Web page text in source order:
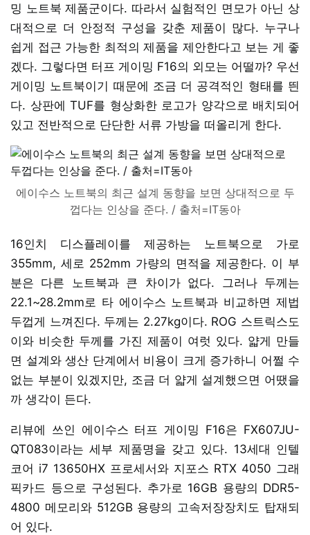
밍 노트북 제품군이다. 따라서 실험적인 면모가 아닌 상
대적으로 더 안정적 구성을 갖춘 제품이 많다. 누구나
쉽게 접근 가능한 최적의 제품을 제안한다고 보는 게 좋
겠다. 그렇다면 터프 게이밍 F16의 외모는 어떨까? 우선
게이밍 노트북이기 때문에 조금 더 공격적인 형태를 띈
다. 상판에 TUF를 형상화한 로고가 양각으로 배치되어
있고 전반적으로 단단한 서류 가방을 떠올리게 한다.
에이수스 노트북의 최근 설계 동향을 보면 상대적으로 두
껍다는 인상을 준다. / 출처=IT동아
16인치 디스플레이를 제공하는 노트북으로 가로
355mm, 세로 252mm 가량의 면적을 제공한다. 이 부
분은 다른 노트북과 큰 차이가 없다. 그러나 두께는
22.1~28.2mm로 타 에이수스 노트북과 비교하면 제법
두껍게 느껴진다. 두께는 2.27kg이다. ROG 스트릭스도
이와 비슷한 두께를 가진 제품이 여럿 있다. 얇게 만들
면 설계와 생산 단계에서 비용이 크게 증가하니 어쩔 수
없는 부분이 있겠지만, 조금 더 얇게 설계했으면 어땠을
까 생각이 든다.
리뷰에 쓰인 에이수스 터프 게이밍 F16은 FX607JU-
QT083이라는 세부 제품명을 갖고 있다. 13세대 인텔
코어 i7 13650HX 프로세서와 지포스 RTX 4050 그래
픽카드 등으로 구성된다. 추가로 16GB 용량의 DDR5-
4800 메모리와 512GB 용량의 고속저장장치도 탑재되
어 있다.